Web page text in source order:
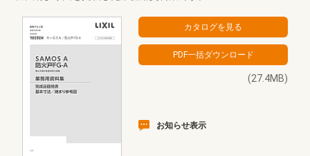
(27.4MB)
お知らせ表示